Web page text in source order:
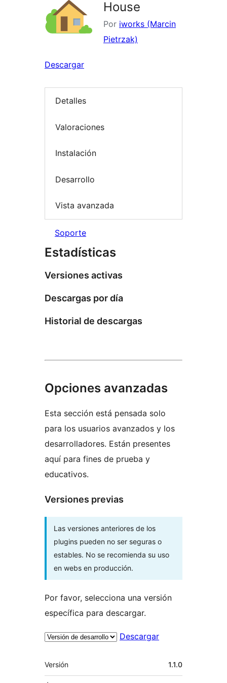
House
Por iworks (Marcin
Pietrzak)
Descargar
Detalles
Valoraciones
Instalación
Desarrollo
Vista avanzada
Soporte
Estadísticas
Versiones activas
Descargas por día
Historial de descargas
Opciones avanzadas
Esta sección está pensada solo
para los usuarios avanzados y los
desarrolladores. Están presentes
aquí para fines de prueba y
educativos.
Versiones previas
Las versiones anteriores de los
plugins pueden no ser seguras o
estables. No se recomienda su uso
en webs en producción.
Por favor, selecciona una versión
específica para descargar.
Descargar
Meta
Versión 1.1.0